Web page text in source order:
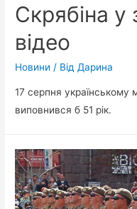
Скрябіна
відео
Новини / Від Дарина
17 серпня українському
виповнився б 51 рік.